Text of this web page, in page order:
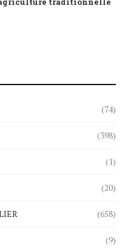
(74)
(398)
(1)
(20)
(658)
(9)